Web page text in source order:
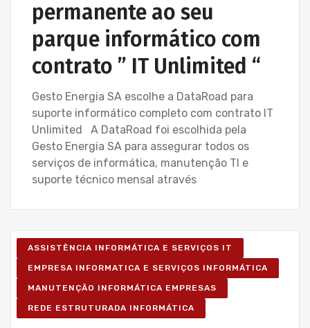
permanente ao seu
parque informático com
contrato ” IT Unlimited “
Gesto Energia SA escolhe a DataRoad para
suporte informático completo com contrato IT
Unlimited A DataRoad foi escolhida pela
Gesto Energia SA para assegurar todos os
serviços de informática, manutenção TI e
suporte técnico mensal através
ASSISTÊNCIA INFORMÁTICA E SERVIÇOS IT
EMPRESA INFORMATICA E SERVIÇOS INFORMÁTICA
MANUTENÇÃO INFORMÁTICA EMPRESAS
REDE ESTRUTURADA INFORMÁTICA